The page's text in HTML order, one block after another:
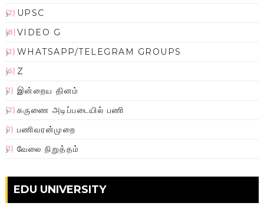
UPSC
(2)
VIDEO G
(8)
WHATSAPP/TELEGRAM GROUPS
(2)
Z
(6)
இன்றைய தினம்
(1)
கருணை அடிப்படையில் பணி
(2)
பணிவரன்முறை
(1)
வேலை நிறுத்தம்
(1)
EDU UNIVERSITY